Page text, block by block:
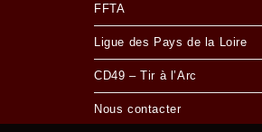
FFTA
Ligue des Pays de la Loire
CD49 – Tir à l’Arc
Nous contacter